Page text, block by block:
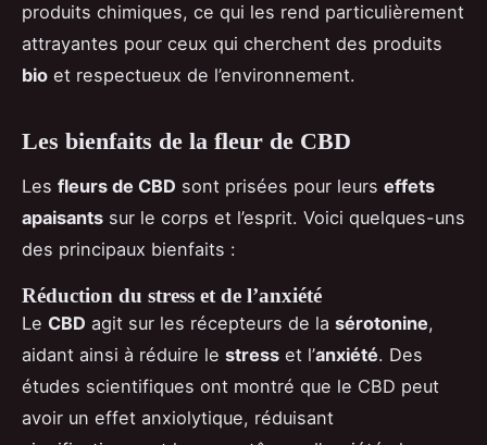
produits chimiques, ce qui les rend particulièrement
attrayantes pour ceux qui cherchent des produits
bio et respectueux de l’environnement.
Les bienfaits de la fleur de CBD
Les fleurs de CBD sont prisées pour leurs effets
apaisants sur le corps et l’esprit. Voici quelques-uns
des principaux bienfaits :
Réduction du stress et de l’anxiété
Le CBD agit sur les récepteurs de la sérotonine,
aidant ainsi à réduire le stress et l’anxiété. Des
études scientifiques ont montré que le CBD peut
avoir un effet anxiolytique, réduisant